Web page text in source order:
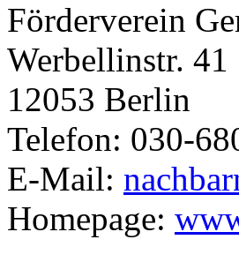
Förderverein
Werbellinstr. 41
12053 Berlin
Telefon: 030-
E-Mail:
Homepage: